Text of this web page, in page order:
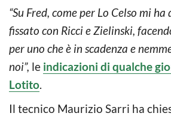
“Su Fred, come per Lo Celso mi
fissato con Ricci e Zielinski,
per uno che è in scadenza e
noi”, le indicazioni di qualche
Lotito.
Il tecnico Maurizio Sarri ha